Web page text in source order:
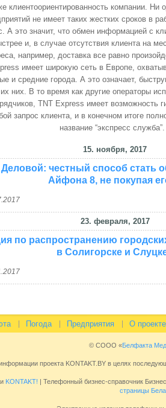
клиентоориентированность компании. Ни
не имеет таких жестких сроков в
А это значит, что обмен информацией с
и, в случае отсутствия клиента на
например, доставка все равно
имеет широкую сеть в Европе,
и средние города. А это означает,
их них. В то время как другие операторы
ТNT Express имеет возможность
запрос клиента, и в конечном итоге
название “экспресс служба”.
15. ноября, 2017
Деловой: честный способ стать
Айфона 8, не покупая
23. февраля, 2017
по распространению
в Солигорске и
Погода Предприятия О проекте
© СООО «Белфакта
проекта KONTAKT.BY в целях
KONTAKT! | Телефонный бизнес-справочник
страницы